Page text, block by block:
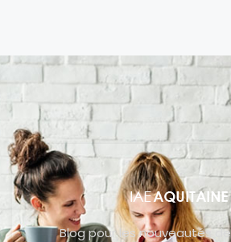
Blog pour les nouveautés de